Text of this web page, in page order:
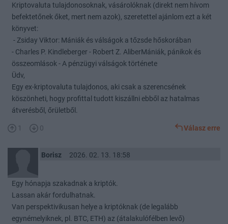
Kriptovaluta tulajdonosoknak, vásárolóknak (direkt nem hívom
befektetőnek őket, mert nem azok), szeretettel ajánlom ezt a két
könyvet:
- Zsiday Viktor: Mániák és válságok a tőzsde hőskorában
- Charles P. Kindleberger - Robert Z. AliberMániák, pánikok és
összeomlások - A pénzügyi válságok története
Üdv,
Egy ex-kriptovaluta tulajdonos, aki csak a szerencsének
köszönheti, hogy profittal tudott kiszállni ebből az hatalmas
átverésből, őrületből.
1 0 Válasz erre
Borisz 2026. 02. 13. 18:58
Egy hónapja szakadnak a kriptók.
Lassan akár fordulhatnak.
Van perspektivikusan helye a kriptóknak (de legalább
egynémelyiknek, pl. BTC, ETH) az (átalakulófélben levő)